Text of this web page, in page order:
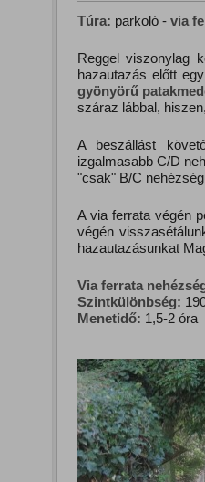
Túra: parkoló - via
Reggel viszonylag
hazautazás előtt
gyönyörű
száraz lábbal,
A beszállást
izgalmasabb C/D
"csak" B/C
A via ferrata végén
végén
hazautazásunkat
Via ferrata
Szintkülönbség:
Menetidő: 1,5-2 óra